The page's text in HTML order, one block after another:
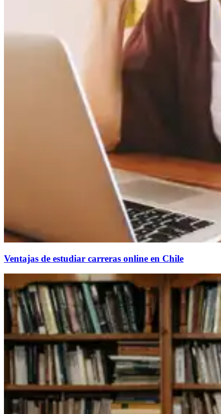
Ventajas de estudiar carreras online en Chile